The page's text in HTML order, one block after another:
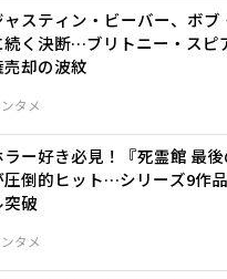
タメ
ャスティン・ビーバー、ボブ
続く決断…ブリトニー・スピ
売却の波紋
タメ
ラー好き必見！『死霊館 最後
圧倒的ヒット…シリーズ9作
突破